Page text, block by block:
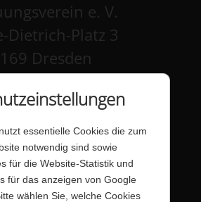
e. V.
Dietrich-Platz 3
Dresden
Kontakt
essentielle Cookies die zum
notwendig sind sowie
für die Website-Statistik und
für das anzeigen von Google
wählen Sie, welche Cookies